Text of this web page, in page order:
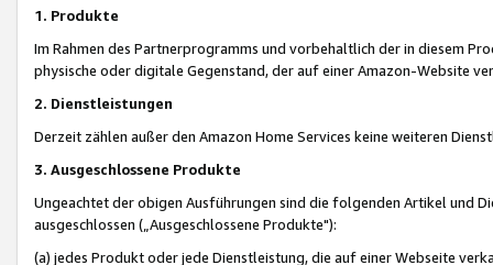
1. Produkte
Im Rahmen des Partnerprogramms und vorbehaltlich der in diesem
physische oder digitale Gegenstand, der auf einer Amazon-Website
2. Dienstleistungen
Derzeit zählen außer den Amazon Home Services keine weiteren
3. Ausgeschlossene Produkte
Ungeachtet der obigen Ausführungen sind die folgenden Artikel und
ausgeschlossen („Ausgeschlossene Produkte"):
(a) jedes Produkt oder jede Dienstleistung, die auf einer Webseite